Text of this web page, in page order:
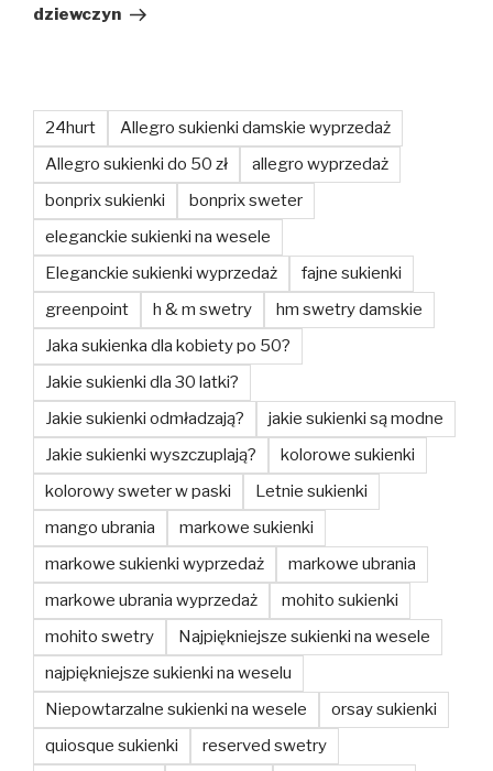
dziewczyn
24hurt
Allegro sukienki damskie wyprzedaż
Allegro sukienki do 50 zł
allegro wyprzedaż
bonprix sukienki
bonprix sweter
eleganckie sukienki na wesele
Eleganckie sukienki wyprzedaż
fajne sukienki
greenpoint
h & m swetry
hm swetry damskie
Jaka sukienka dla kobiety po 50?
Jakie sukienki dla 30 latki?
Jakie sukienki odmładzają?
jakie sukienki są modne
Jakie sukienki wyszczuplają?
kolorowe sukienki
kolorowy sweter w paski
Letnie sukienki
mango ubrania
markowe sukienki
markowe sukienki wyprzedaż
markowe ubrania
markowe ubrania wyprzedaż
mohito sukienki
mohito swetry
Najpiękniejsze sukienki na wesele
najpiękniejsze sukienki na weselu
Niepowtarzalne sukienki na wesele
orsay sukienki
quiosque sukienki
reserved swetry